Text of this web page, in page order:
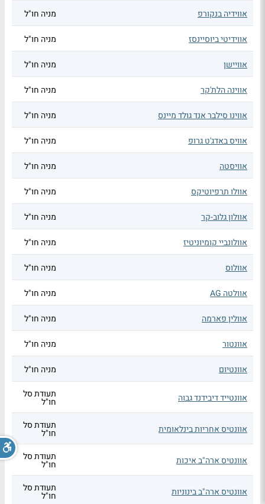
אווידיה בנקורפ מניה חו"ל
אווידיטי ביוסיינסז מניה חו"ל
אוויישן מניה חו"ל
אווינה הלת'קר מניה חו"ל
אווינו סילבר אנד גולד מיינס מניה חו"ל
אוויס באדג'ט גרופ מניה חו"ל
אוויסטה מניה חו"ל
אוולו תרפיוטיקס מניה חו"ל
אוולון גלוב-קר מניה חו"ל
אוולונביי קומיוניטיז מניה חו"ל
אוולוס מניה חו"ל
אוולטה AG מניה חו"ל
אוולין פארמה מניה חו"ל
אוונטור מניה חו"ל
אוונטיום מניה חו"ל
אוונטייד דיבידנד גבוה תעודת סל
חו"ל
אוונטיס אחריות בינלאומית תעודת סל
חו"ל
אוונטיס ארה"ב איכות תעודת סל
חו"ל
אוונטיס ארה"ב בינוניות תעודת סל
חו"ל